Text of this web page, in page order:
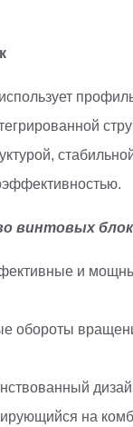
винтовых
и
обороты
на